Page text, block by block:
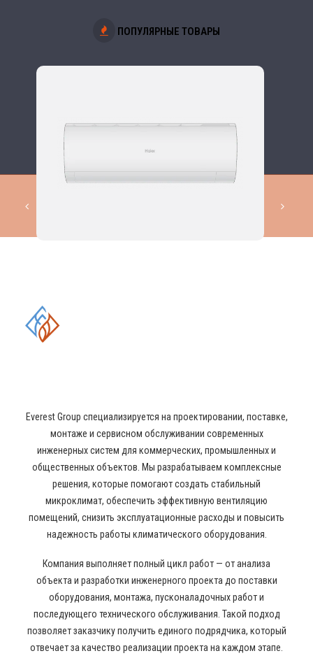
ПОПУЛЯРНЫЕ ТОВАРЫ
Everest Group специализируется на проектировании, поставке,
монтаже и сервисном обслуживании современных
инженерных систем для коммерческих, промышленных и
общественных объектов. Мы разрабатываем комплексные
решения, которые помогают создать стабильный
микроклимат, обеспечить эффективную вентиляцию
помещений, снизить эксплуатационные расходы и повысить
надежность работы климатического оборудования.
Компания выполняет полный цикл работ — от анализа
объекта и разработки инженерного проекта до поставки
оборудования, монтажа, пусконаладочных работ и
последующего технического обслуживания. Такой подход
позволяет заказчику получить единого подрядчика, который
отвечает за качество реализации проекта на каждом этапе.